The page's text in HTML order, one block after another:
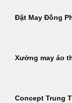
Đặt May Đồng
Xưởng may áo
Concept Trung